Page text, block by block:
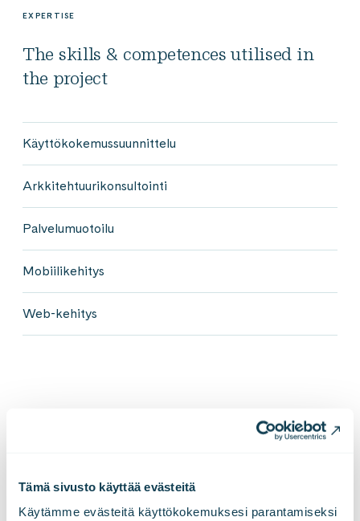
Tämä sivusto käyttää evästeitä
Käytämme evästeitä käyttökokemuksesi parantamiseksi
EXPERTISE
The skills & competences utilised in
the project
Käyttökokemussuunnittelu
Arkkitehtuurikonsultointi
Palvelumuotoilu
Mobiilikehitys
Web-kehitys
Lisää asiakastarinoita